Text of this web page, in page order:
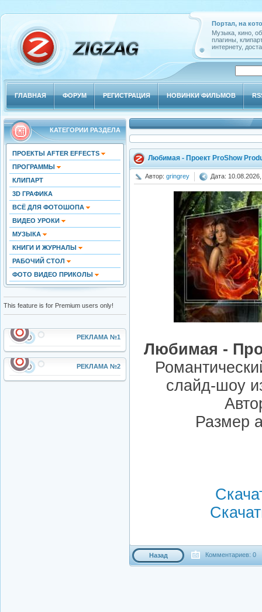
Портал, на
Музыка, кино,
плагины,
интернету,
ГЛАВНАЯ ФОРУМ РЕГИСТРАЦИЯ НОВИНКИ ФИЛЬМОВ
КАТЕГОРИИ РАЗДЕЛА
ПРОЕКТЫ AFTER EFFECTS
ПРОГРАММЫ
КЛИПАРТ
3D ГРАФИКА
ВСЁ ДЛЯ ФОТОШОПА
ВИДЕО УРОКИ
МУЗЫКА
КНИГИ И ЖУРНАЛЫ
РАБОЧИЙ СТОЛ
ФОТО ВИДЕО ПРИКОЛЫ
This feature is for Premium users only!
РЕКЛАМА №1
РЕКЛАМА №2
Любимая - Проект ProShow
Автор: gringrey Дата:
Любимая -
слайд-шоу
Размер
Назад Комментариев: 0